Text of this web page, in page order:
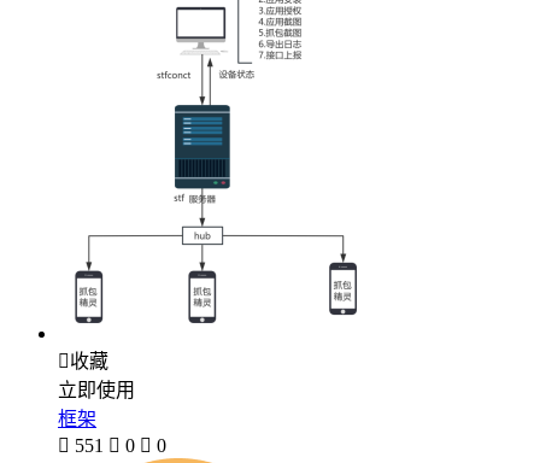
收藏
立即使用
框架
 551  0  0